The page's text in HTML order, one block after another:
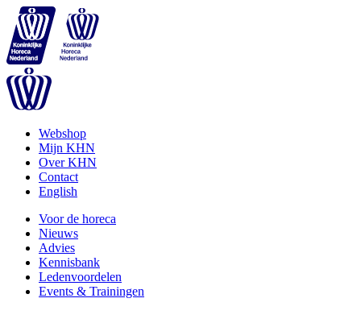
Webshop
Mijn KHN
Over KHN
Contact
English
Voor de horeca
Nieuws
Advies
Kennisbank
Ledenvoordelen
Events & Trainingen